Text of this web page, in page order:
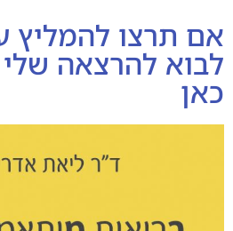
אם תרצו להמליץ
לבוא להרצאה
כאן